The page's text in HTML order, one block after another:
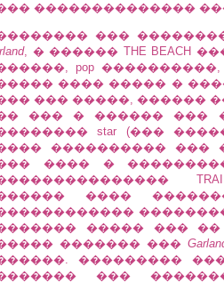
��������������
���
, � ������ THE
pop
���� ����� �
��� �����, ������
��� � ������ ���
star (���
���������� ���
���� �
����
����� ���
������� ���
���������
���